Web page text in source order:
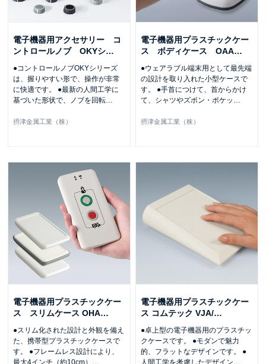
電子機器用アクセサリー コ
ントロールノブ OKYシ…
●コントロールノブOKYシリーズ
は、握りやすい形で、操作が非常
に快適です。 ●最新の人間工学に
基づいた形状で、ノブを回転…
摂津金属工業（株）
電子機器用プラスチックケー
ス ボディケース OAA…
●ウェアラブル端末用として最先端
の設計を取り入れた小型ケースで
す。 ●手首につけて、首からかけ
て、シャツやズボン・ポケッ …
摂津金属工業（株）
電子機器用プラスチックケー
ス スリムケース OHA…
●スリム化された設計と外観を備え
た、携帯型プラスチックケースで
す。 ●フレームレス設計により、
最大4インチ（約10cm）
電子機器用プラスチックケー
ス コムテック VJA/…
●卓上型の電子機器用のプラスチッ
クケースです。 ●モダンで魅力
的、フラットなデザインです。 ●
人間工学を考慮したデザイン